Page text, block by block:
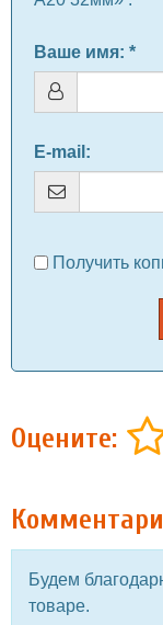
Ваше имя: *
E-mail :
Получить
Оцените:
Будем
товаре.